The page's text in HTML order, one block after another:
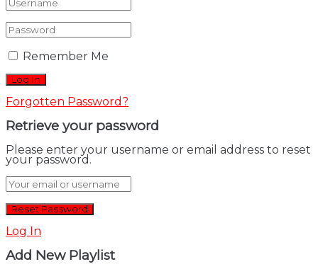
Remember Me
Forgotten Password?
Retrieve your password
Please enter your username or email address to reset
your password.
Log In
Add New Playlist